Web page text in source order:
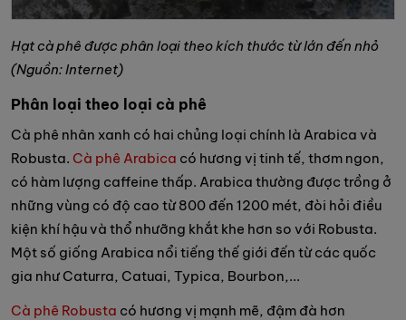
Hạt cà phê được phân loại theo kích thước từ lớn đến nhỏ
(Nguồn: Internet)
Phân loại theo loại cà phê
Cà phê nhân xanh có hai chủng loại chính là Arabica và
Robusta. Cà phê Arabica có hương vị tinh tế, thơm ngon,
có hàm lượng caffeine thấp. Arabica thường được trồng ở
những vùng có độ cao từ 800 đến 1200 mét, đòi hỏi điều
kiện khí hậu và thổ nhưỡng khắt khe hơn so với Robusta.
Một số giống Arabica nổi tiếng thế giới đến từ các quốc
gia như Caturra, Catuai, Typica, Bourbon,...
Cà phê Robusta có hương vị mạnh mẽ, đậm đà hơn